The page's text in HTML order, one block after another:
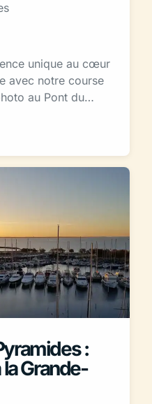
unique au cœur
avec notre course
au Pont du…
:
Grande-